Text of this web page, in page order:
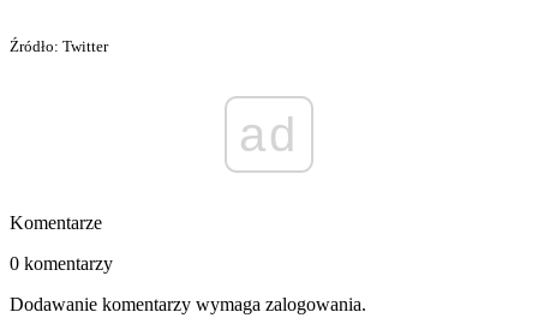
Źródło: Twitter
ad
Komentarze
0 komentarzy
Dodawanie komentarzy wymaga zalogowania.